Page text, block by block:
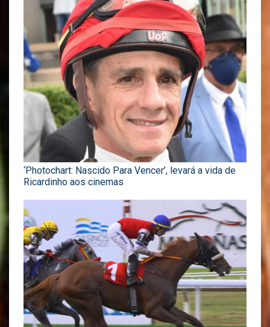
‘Photochart: Nascido Para Vencer’, levará a vida de
Ricardinho aos cinemas